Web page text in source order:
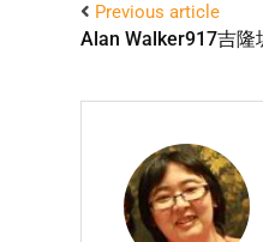
Previous article
Alan Walker917吉隆